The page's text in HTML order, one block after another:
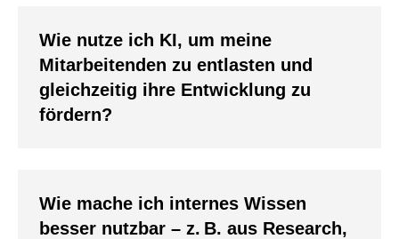
Wie nutze ich KI, um meine
Mitarbeitenden zu entlasten und
gleichzeitig ihre Entwicklung zu
fördern?
Wie mache ich internes Wissen
besser nutzbar – z. B. aus Research,